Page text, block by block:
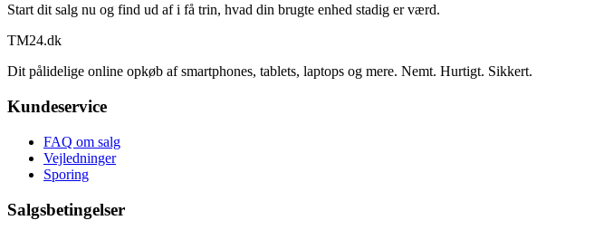
Start dit salg nu og find ud af i få trin, hvad din brugte enhed stadig er værd.
TM24.dk
Dit pålidelige online opkøb af smartphones, tablets, laptops og mere. Nemt. Hurtigt. Sikkert.
Kundeservice
FAQ om salg
Vejledninger
Sporing
Salgsbetingelser